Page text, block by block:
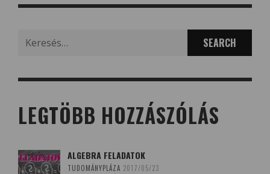
LEGTÖBB HOZZÁSZÓLÁS
ALGEBRA FELADATOK
TUDOMÁNYPLÁZA 2017/05/23